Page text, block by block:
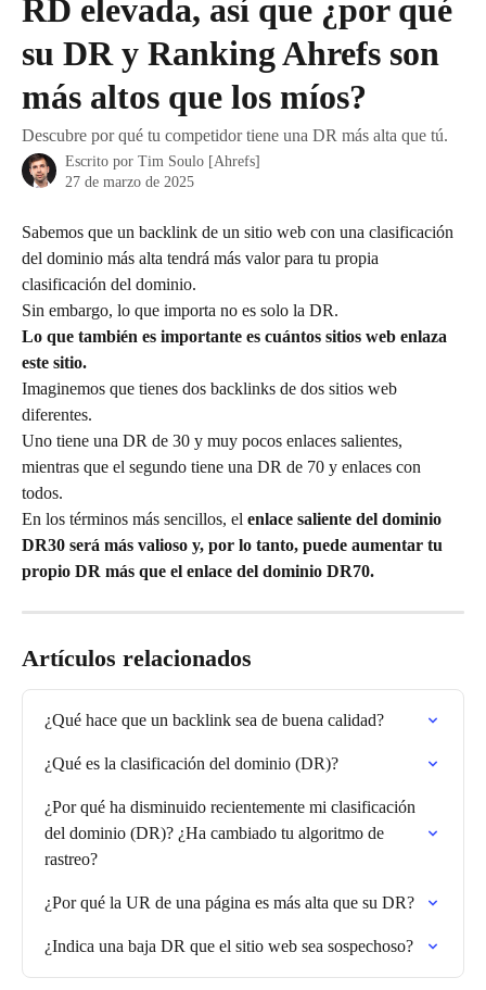
RD elevada, así que ¿por qué
su DR y Ranking Ahrefs son
más altos que los míos?
Descubre por qué tu competidor tiene una DR más alta que tú.
Escrito por Tim Soulo [Ahrefs]
27 de marzo de 2025
Sabemos que un backlink de un sitio web con una clasificación
del dominio más alta tendrá más valor para tu propia
clasificación del dominio.
Sin embargo, lo que importa no es solo la DR.
Lo que también es importante es cuántos sitios web enlaza
este sitio.
Imaginemos que tienes dos backlinks de dos sitios web
diferentes.
Uno tiene una DR de 30 y muy pocos enlaces salientes,
mientras que el segundo tiene una DR de 70 y enlaces con
todos.
En los términos más sencillos, el enlace saliente del dominio
DR30 será más valioso y, por lo tanto, puede aumentar tu
propio DR más que el enlace del dominio DR70.
Artículos relacionados
¿Qué hace que un backlink sea de buena calidad?
¿Qué es la clasificación del dominio (DR)?
¿Por qué ha disminuido recientemente mi clasificación
del dominio (DR)? ¿Ha cambiado tu algoritmo de
rastreo?
¿Por qué la UR de una página es más alta que su DR?
¿Indica una baja DR que el sitio web sea sospechoso?